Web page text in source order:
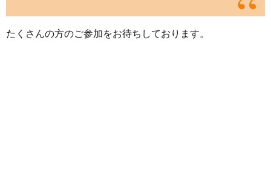
たくさんの方のご参加をお待ちしております。